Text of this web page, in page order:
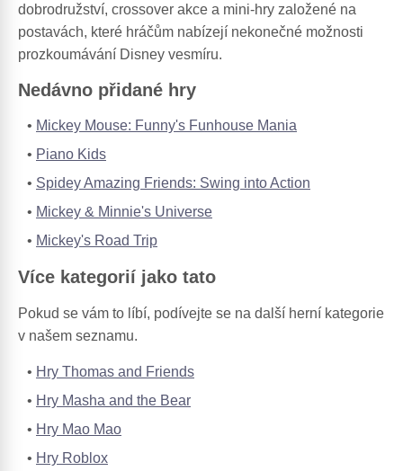
dobrodružství, crossover akce a mini-hry založené na
postavách, které hráčům nabízejí nekonečné možnosti
prozkoumávání Disney vesmíru.
Nedávno přidané hry
Mickey Mouse: Funny's Funhouse Mania
Piano Kids
Spidey Amazing Friends: Swing into Action
Mickey & Minnie's Universe
Mickey's Road Trip
Více kategorií jako tato
Pokud se vám to líbí, podívejte se na další herní kategorie
v našem seznamu.
Hry Thomas and Friends
Hry Masha and the Bear
Hry Mao Mao
Hry Roblox